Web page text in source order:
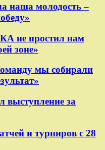
наша молодость –
не простил нам
зоне»
мы собирали
выступление за
и турниров с 28